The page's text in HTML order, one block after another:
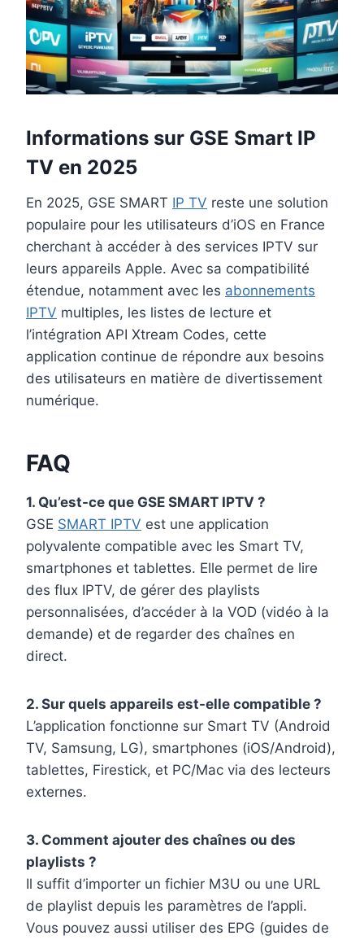
Informations sur GSE Smart IP
TV en 2025
En 2025, GSE SMART IP TV reste une solution
populaire pour les utilisateurs d’iOS en France
cherchant à accéder à des services IPTV sur
leurs appareils Apple. Avec sa compatibilité
étendue, notamment avec les abonnements
IPTV multiples, les listes de lecture et
l’intégration API Xtream Codes, cette
application continue de répondre aux besoins
des utilisateurs en matière de divertissement
numérique.
FAQ
1. Qu’est-ce que GSE SMART IPTV ?
GSE SMART IPTV est une application
polyvalente compatible avec les Smart TV,
smartphones et tablettes. Elle permet de lire
des flux IPTV, de gérer des playlists
personnalisées, d’accéder à la VOD (vidéo à la
demande) et de regarder des chaînes en
direct.
2. Sur quels appareils est-elle compatible ?
L’application fonctionne sur Smart TV (Android
TV, Samsung, LG), smartphones (iOS/Android),
tablettes, Firestick, et PC/Mac via des lecteurs
externes.
3. Comment ajouter des chaînes ou des
playlists ?
Il suffit d’importer un fichier M3U ou une URL
de playlist depuis les paramètres de l’appli.
Vous pouvez aussi utiliser des EPG (guides de